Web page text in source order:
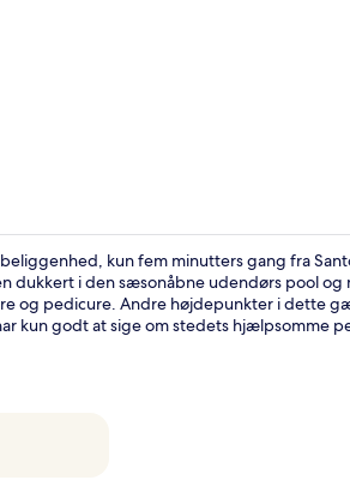
kun fem minutters gang fra
dukkert i den sæsonåbne udendørs pool
og pedicure. Andre højdepunkter i dette
kun godt at sige om stedets hjælpsomme